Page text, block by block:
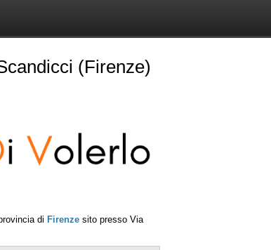
(Firenze)
di Firenze sito presso Via